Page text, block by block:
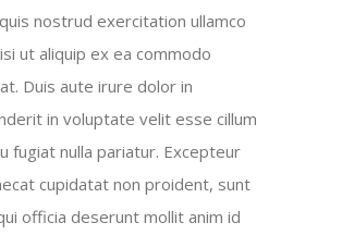
nostrud exercitation ullamco
ut aliquip ex ea commodo
Duis aute irure dolor in
in voluptate velit esse cillum
fugiat nulla pariatur. Excepteur
cupidatat non proident, sunt
officia deserunt mollit anim id